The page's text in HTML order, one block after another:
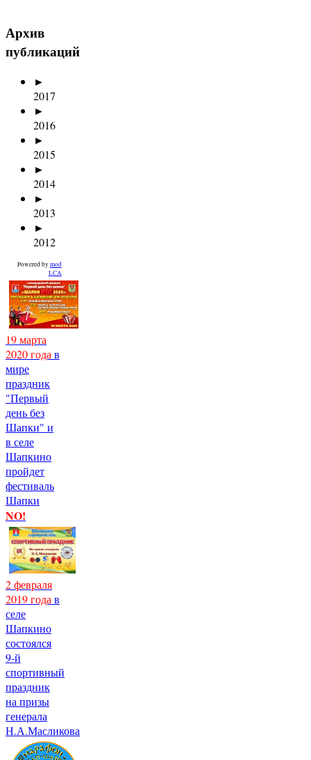
Архив
публикаций
►
2017
►
2016
►
2015
►
2014
►
2013
►
2012
Powered by mod
LCA
19 марта
2020 года в
мире
праздник
"Первый
день без
Шапки" и
в селе
Шапкино
пройдет
фестиваль
Шапки
NO!
2 февраля
2019 года в
селе
Шапкино
состоялся
9-й
спортивный
праздник
на призы
генерала
Н.А.Масликова